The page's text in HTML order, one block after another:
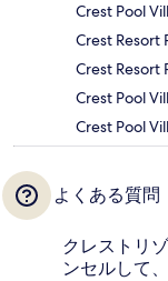
Crest Pool
Crest Resort
Crest Resort
Crest Pool
Crest Pool
よくある質問
クレストリ
ンセルして